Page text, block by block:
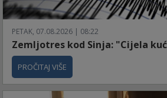
PETAK, 07.08.2026 | 08:22
Zemljotres kod Sinja: "Cijela
PROČITAJ VIŠE